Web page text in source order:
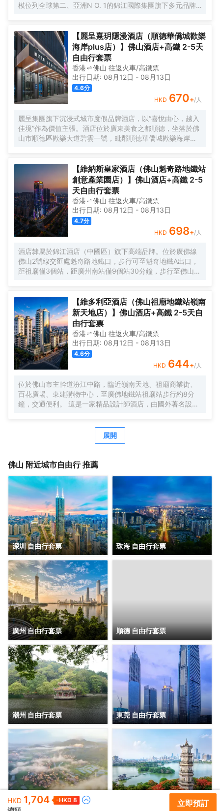
模位列全球第二、亞洲N O. 1的錦江國際集團旗下多元品牌
業廣場（佛山市禪城區人民西路13號），處於同心薈商業廣
場中心，緊靠廣東省婦幼保健院禪城院區；大型步行街嶺南
新天地、距離祖廟步行街、東方購物廣場均可步行可達。酒
店距離廣佛線祖廟地鐵站步行約10分鐘可達；距離佛山西高
鐵站車程約30分鐘可到達。 酒店為不同賓客提供了行政樓層
及行政套房，在行政套房中通過多功能傢俱、MAXHUB等應
用，設計了麗怡品牌獨有的X-SPACES悉·空間，旨在為商旅
人羣塑造多功能的便捷體驗，並提供各類豪華房間，所有房
間均為落地窗，客人提供不同需求。酒店一應配套齊全，擁
有1000㎡獨立停車場、為住客店人提供免費停車。100平米
全功能會議室和24小時健身房，更貼心的設置自助洗衣房，
滿足您的休閒和商務需求。
【麗呈熹玥隱漫酒店（順德華僑城歡樂
海岸plus店）】佛山酒店+高鐵 2-5天
自由行套票
香港 佛山 往返火車/高鐵票
出行日期: 08月12日 - 08月13日
4.6分
HKD 670+/人
麗呈集團旗下沉浸式城市度假品牌酒店，以“喜悅由心，越入
佳境”作為價值主張。酒店位於廣東美食之都順德，坐落於佛
山市順德區歡樂大道碧雲一號，毗鄰順德華僑城歡樂海岸
順峯山公園等著名景點。信步即達廣佛地鐵3號線華僑城歡樂
海岸站，距廣州南站30分鐘車程、佛山沙提機場50分鐘車
程，交通便利，商賈繁華，休閒度假資源富集，是您出差、
旅行休閒憩息的品牌酒店。 酒店擁有頗具人文藝術的空間立
體大堂和裝飾風格各異的奢裝客房，帶你領略不同國家和地
域的裝飾風情，房間均配備超大屏投影、如夢雲端的超輕柔
床上用品、呵護您每一寸肌膚的EPIQUAL全套高端洗護用
品、智慧客控系統以及百兆無線網絡。配套自助早餐廳（5座
2F），自助免費洗衣房（5座1F），是你商務公幹，休閒旅
居，家庭親子，團建轟趴及獨處休憩的上乘優選！ 有朋自遠
方來，不亦樂乎！ 我們將竭誠您服務
【維納斯皇家酒店（佛山魁奇路地鐵站
創意產業園店）】佛山酒店+高鐵 2-5
天自由行套票
香港 佛山 往返火車/高鐵票
出行日期: 08月12日 - 08月13日
4.7分
HKD 698+/人
酒店隸屬於錦江酒店（中國區）旗下高端品牌。位於廣佛線
佛山2號線交匯處魁奇路地鐵口，步行可至魁奇地鐵A出口，
距祖廟僅3個站，距廣州南站僅9個站30分鐘，步行至佛山瀾
遠，地理位置優越，交通十分便捷。 酒店佔地面積近4000
平方，有着方便快捷的地面以及地下負一A層停車場，投入總
配套面積近25000平方，擁有智能化豪華客房，分佈於29-
36樓高樓層，客房擁有全景緻落地玻璃窗，一覽禪城乃至佛
山新城美麗風光；“極目禪天遠，相逢盡歡顏”。配備電動窗紗
窗簾、霧化玻璃、一鍵智能燈光控制，3秒速熱淋浴系統，高
速寬帶網絡、37樓自助洗衣房（全新自動化LG洗衣機烘乾
機），9個大、中、小型會議廳，均配備高清LED；28樓正宗
泰式按摩SPA，5樓健身會所，配套完善，專業服務，滿足您
商務接待、會務服務所有需求，彰顯現代酒店之智能化及個
性化魅力。
【維多利亞酒店（佛山祖廟地鐵站嶺南
新天地店）】佛山酒店+高鐵 2-5天自
由行套票
香港 佛山 往返火車/高鐵票
出行日期: 08月12日 - 08月13日
4.6分
HKD 644+/人
位於佛山市主幹道汾江中路，臨近嶺南天地、祖廟商業街、
百花廣場、東建購物中心，至廣佛地鐵站祖廟站步行約8分
鐘，交通便利。 這是一家精品設計師酒店，由國外著名設計
題房型，讓你領略時尚、炫酷的全新入住體驗。 超大房間面
積（35m²-38m²），配有39”飛利浦液晶電視，所有房間高
iphone、ipad和筆記本，並且支持與電視機連接播放，客房
展開
佛山 附近城市自由行 推薦
深圳 自由行套票 珠海 自由行套票
廣州 自由行套票 順德 自由行套票
潮州 自由行套票 東莞 自由行套票
鶴山 自由行套票
HKD 1,704 -HKD 8 立即預訂